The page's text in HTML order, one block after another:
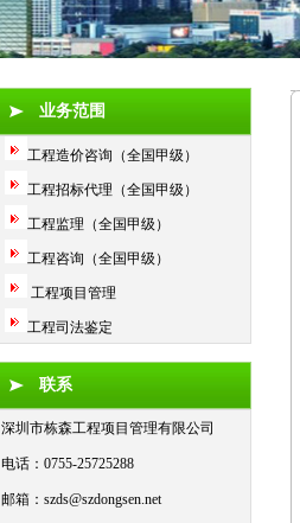
业务范围
工程造价咨询（全国甲级）
工程招标代理（全国甲级）
工程监理（全国甲级）
工程咨询（全国甲级）
工程项目管理
工程司法鉴定
联系
深圳市栋森工程项目管理有限公司
电话：0755-25725288
邮箱： szds@szdongsen.net